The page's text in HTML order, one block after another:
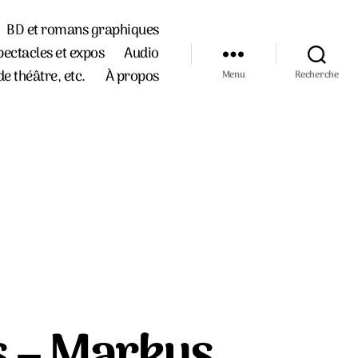
BD et romans graphiques
et expos
Audio
théâtre, etc.
À propos Menu Recherche